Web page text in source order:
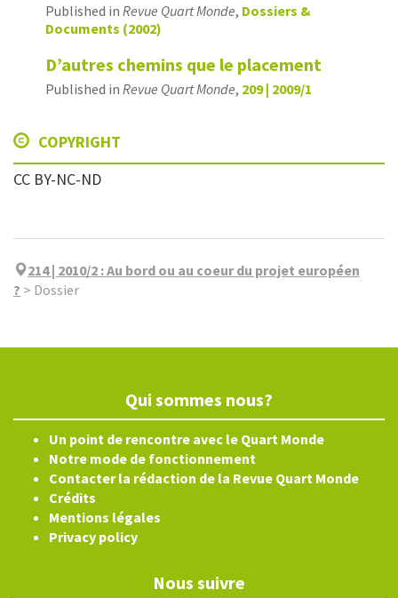
Published in Revue Quart Monde, Dossiers &
Documents (2002)
D’autres chemins que le placement
Published in Revue Quart Monde, 209 | 2009/1
COPYRIGHT
CC BY-NC-ND
214 | 2010/2 :Au bord ou au coeur du projet européen
? > Dossier
Qui sommes nous?
Un point de rencontre avec le Quart Monde
Notre mode de fonctionnement
Contacter la rédaction de la Revue Quart Monde
Crédits
Mentions légales
Privacy policy
Nous suivre